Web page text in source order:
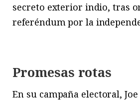
secreto exterior indio, tras
referéndum por la
Promesas rotas
En su campaña electoral,